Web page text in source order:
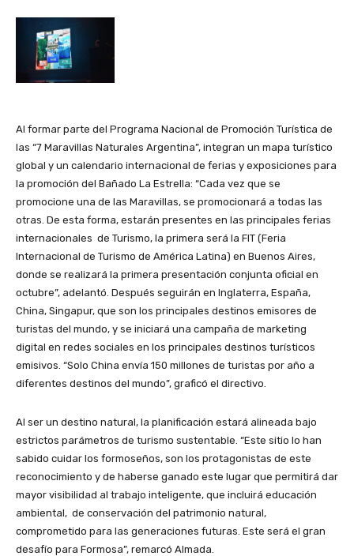
Al formar parte del Programa Nacional de Promoción Turística de
las “7 Maravillas Naturales Argentina”, integran un mapa turístico
global y un calendario internacional de ferias y exposiciones para
la promoción del Bañado La Estrella: “Cada vez que se
promocione una de las Maravillas, se promocionará a todas las
otras. De esta forma, estarán presentes en las principales ferias
internacionales de Turismo, la primera será la FIT (Feria
Internacional de Turismo de América Latina) en Buenos Aires,
donde se realizará la primera presentación conjunta oficial en
octubre”, adelantó. Después seguirán en Inglaterra, España,
China, Singapur, que son los principales destinos emisores de
turistas del mundo, y se iniciará una campaña de marketing
digital en redes sociales en los principales destinos turísticos
emisivos. “Solo China envía 150 millones de turistas por año a
diferentes destinos del mundo”, graficó el directivo.
Al ser un destino natural, la planificación estará alineada bajo
estrictos parámetros de turismo sustentable. “Este sitio lo han
sabido cuidar los formoseños, son los protagonistas de este
reconocimiento y de haberse ganado este lugar que permitirá dar
mayor visibilidad al trabajo inteligente, que incluirá educación
ambiental, de conservación del patrimonio natural,
comprometido para las generaciones futuras. Este será el gran
desafío para Formosa”, remarcó Almada.